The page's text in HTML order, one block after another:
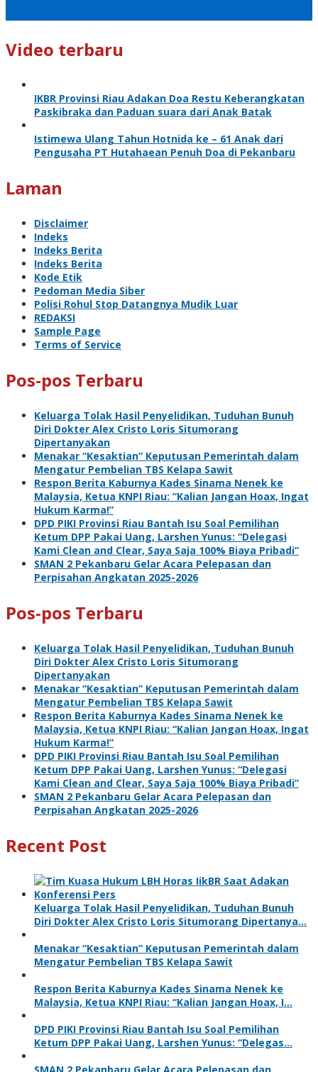
Video terbaru
IKBR Provinsi Riau Adakan Doa Restu Keberangkatan
Paskibraka dan Paduan suara dari Anak Batak
Istimewa Ulang Tahun Hotnida ke – 61 Anak dari
Pengusaha PT Hutahaean Penuh Doa di Pekanbaru
Laman
Disclaimer
Indeks
Indeks Berita
Indeks Berita
Kode Etik
Pedoman Media Siber
Polisi Rohul Stop Datangnya Mudik Luar
REDAKSI
Sample Page
Terms of Service
Pos-pos Terbaru
Keluarga Tolak Hasil Penyelidikan, Tuduhan Bunuh
Diri Dokter Alex Cristo Loris Situmorang
Dipertanyakan
Menakar “Kesaktian” Keputusan Pemerintah dalam
Mengatur Pembelian TBS Kelapa Sawit
Respon Berita Kaburnya Kades Sinama Nenek ke
Malaysia, Ketua KNPI Riau: “Kalian Jangan Hoax, Ingat
Hukum Karma!”
DPD PIKI Provinsi Riau Bantah Isu Soal Pemilihan
Ketum DPP Pakai Uang, Larshen Yunus: “Delegasi
Kami Clean and Clear, Saya Saja 100% Biaya Pribadi”
SMAN 2 Pekanbaru Gelar Acara Pelepasan dan
Perpisahan Angkatan 2025-2026
Pos-pos Terbaru
Keluarga Tolak Hasil Penyelidikan, Tuduhan Bunuh
Diri Dokter Alex Cristo Loris Situmorang
Dipertanyakan
Menakar “Kesaktian” Keputusan Pemerintah dalam
Mengatur Pembelian TBS Kelapa Sawit
Respon Berita Kaburnya Kades Sinama Nenek ke
Malaysia, Ketua KNPI Riau: “Kalian Jangan Hoax, Ingat
Hukum Karma!”
DPD PIKI Provinsi Riau Bantah Isu Soal Pemilihan
Ketum DPP Pakai Uang, Larshen Yunus: “Delegasi
Kami Clean and Clear, Saya Saja 100% Biaya Pribadi”
SMAN 2 Pekanbaru Gelar Acara Pelepasan dan
Perpisahan Angkatan 2025-2026
Recent Post
Keluarga Tolak Hasil Penyelidikan, Tuduhan Bunuh
Diri Dokter Alex Cristo Loris Situmorang Dipertanya…
Menakar “Kesaktian” Keputusan Pemerintah dalam
Mengatur Pembelian TBS Kelapa Sawit
Respon Berita Kaburnya Kades Sinama Nenek ke
Malaysia, Ketua KNPI Riau: “Kalian Jangan Hoax, I…
DPD PIKI Provinsi Riau Bantah Isu Soal Pemilihan
Ketum DPP Pakai Uang, Larshen Yunus: “Delegas…